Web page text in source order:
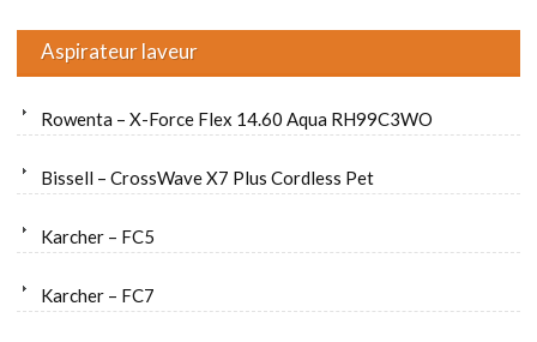
Aspirateur laveur
Rowenta – X-Force Flex 14.60 Aqua RH99C3WO
Bissell – CrossWave X7 Plus Cordless Pet
Karcher – FC5
Karcher – FC7